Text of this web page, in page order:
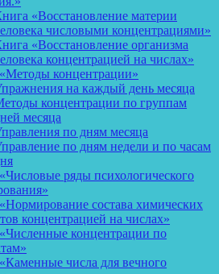
«Восстановление материи
числовыми концентрациями»
«Восстановление организма
концентрацией на числах»
концентрации»
на каждый день месяца
концентрации по группам
месяца
по дням месяца
по дням недели и по часам
ряды психологического
состава химических
концентрацией на числах»
концентрации по
числа для вечного